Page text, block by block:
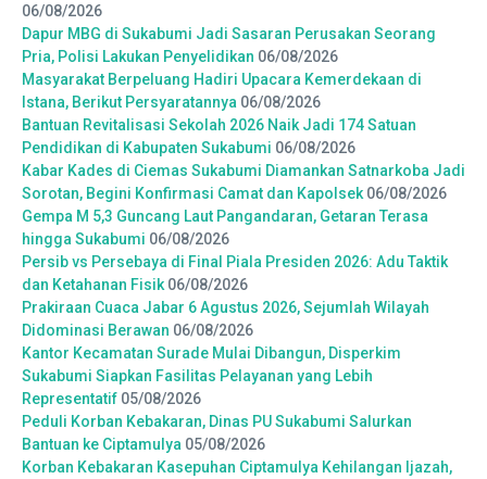
06/08/2026
Dapur MBG di Sukabumi Jadi Sasaran Perusakan Seorang
Pria, Polisi Lakukan Penyelidikan 06/08/2026
Masyarakat Berpeluang Hadiri Upacara Kemerdekaan di
Istana, Berikut Persyaratannya 06/08/2026
Bantuan Revitalisasi Sekolah 2026 Naik Jadi 174 Satuan
Pendidikan di Kabupaten Sukabumi 06/08/2026
Kabar Kades di Ciemas Sukabumi Diamankan Satnarkoba Jadi
Sorotan, Begini Konfirmasi Camat dan Kapolsek 06/08/2026
Gempa M 5,3 Guncang Laut Pangandaran, Getaran Terasa
hingga Sukabumi 06/08/2026
Persib vs Persebaya di Final Piala Presiden 2026: Adu Taktik
dan Ketahanan Fisik 06/08/2026
Prakiraan Cuaca Jabar 6 Agustus 2026, Sejumlah Wilayah
Didominasi Berawan 06/08/2026
Kantor Kecamatan Surade Mulai Dibangun, Disperkim
Sukabumi Siapkan Fasilitas Pelayanan yang Lebih
Representatif 05/08/2026
Peduli Korban Kebakaran, Dinas PU Sukabumi Salurkan
Bantuan ke Ciptamulya 05/08/2026
Korban Kebakaran Kasepuhan Ciptamulya Kehilangan Ijazah,